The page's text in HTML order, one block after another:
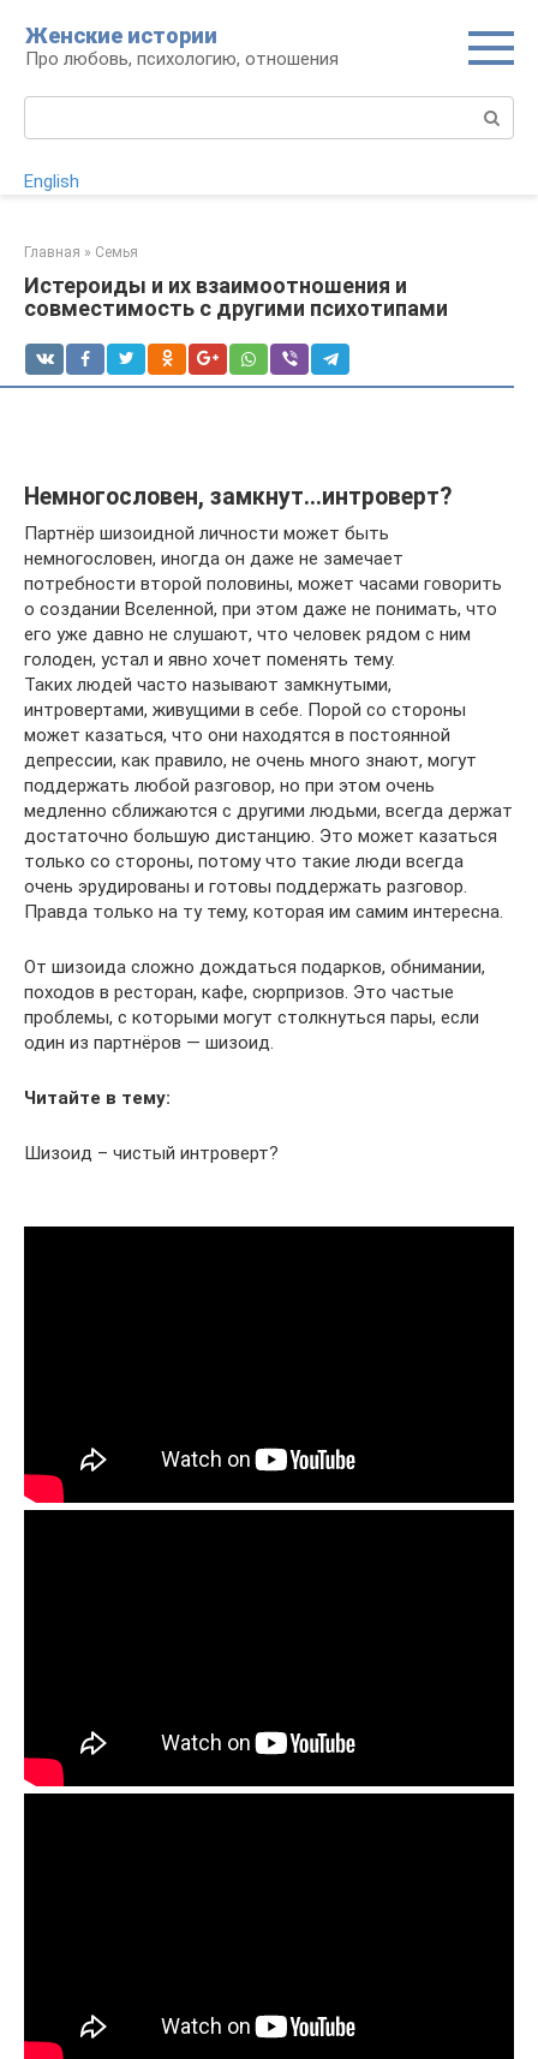
контенту
Женские истории
Про любовь, психологию, отношения
English
Главная » Семья
Истероиды и их взаимоотношения и
совместимость с другими психотипами
Немногословен, замкнут…интроверт?
Партнёр шизоидной личности может быть
немногословен, иногда он даже не замечает
потребности второй половины, может часами говорить
о создании Вселенной, при этом даже не понимать, что
его уже давно не слушают, что человек рядом с ним
голоден, устал и явно хочет поменять тему.
Таких людей часто называют замкнутыми,
интровертами, живущими в себе. Порой со стороны
может казаться, что они находятся в постоянной
депрессии, как правило, не очень много знают, могут
поддержать любой разговор, но при этом очень
медленно сближаются с другими людьми, всегда держат
достаточно большую дистанцию. Это может казаться
только со стороны, потому что такие люди всегда
очень эрудированы и готовы поддержать разговор.
Правда только на ту тему, которая им самим интересна.
От шизоида сложно дождаться подарков, обнимании,
походов в ресторан, кафе, сюрпризов. Это частые
проблемы, с которыми могут столкнуться пары, если
один из партнёров — шизоид.
Читайте в тему:
Шизоид – чистый интроверт?